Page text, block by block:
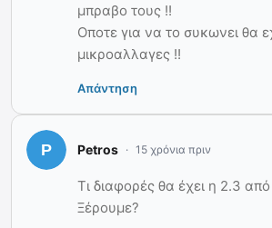
μπραβο τους !!
Οποτε για να το συκωνει θα
μικροαλλαγες !!
Απάντηση
Petros 15 χρόνια πριν
Τι διαφορές θα έχει η 2.3
Ξέρουμε?